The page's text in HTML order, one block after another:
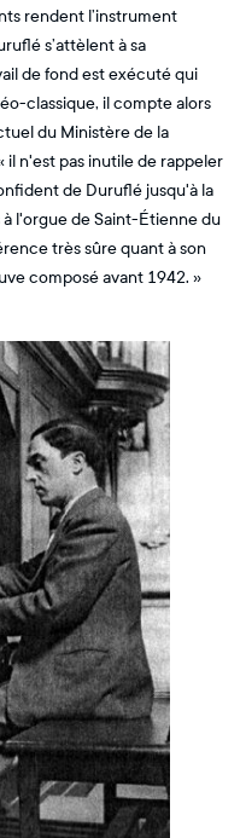
rendent l’instrument
s’attèlent à sa
de fond est exécuté qui
classique, il compte alors
du Ministère de la
il n'est pas inutile de rappeler
de Duruflé jusqu'à la
l'orgue de Saint-Étienne du
très sûre quant à son
composé avant 1942. »